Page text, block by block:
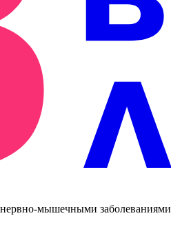
мышечными заболеваниями